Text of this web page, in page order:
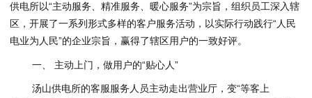
供电所以“主动服务、精准服务、暖心服务”为宗旨，组织员工深入辖
区，开展了一系列形式多样的客户服务活动，以实际行动践行“人民
电业为人民”的企业宗旨，赢得了辖区用户的一致好评。
一、 主动上门，做用户的“贴心人”
汤山供电所的客服服务人员主动走出营业厅，变“等客上